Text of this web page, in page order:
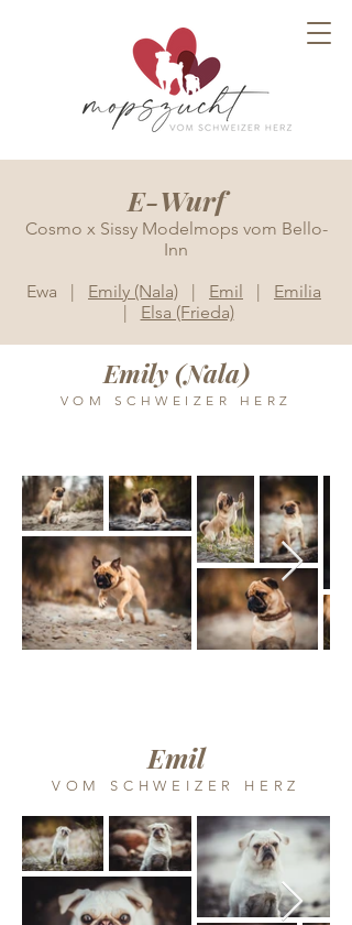
E-Wurf
Cosmo x Sissy Modelmops vom Bello-
Inn
Ewa | Emily (Nala) | Emil | Emilia
| Elsa (Frieda)
Emily (Nala)
VOM SCHWEIZER HERZ
Emil
VOM SCHWEIZER HERZ